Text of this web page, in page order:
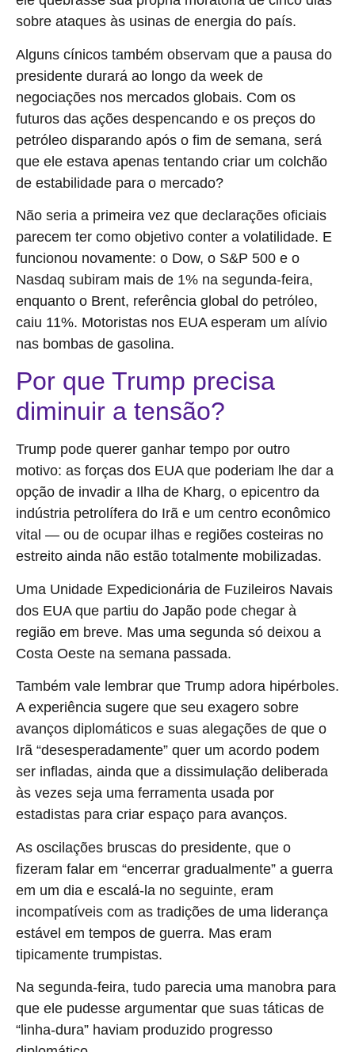
sobre ataques às usinas de energia do país.
Alguns cínicos também observam que a pausa do
presidente durará ao longo da week de
negociações nos mercados globais. Com os
futuros das ações despencando e os preços do
petróleo disparando após o fim de semana, será
que ele estava apenas tentando criar um colchão
de estabilidade para o mercado?
Não seria a primeira vez que declarações oficiais
parecem ter como objetivo conter a volatilidade. E
funcionou novamente: o Dow, o S&P 500 e o
Nasdaq subiram mais de 1% na segunda-feira,
enquanto o Brent, referência global do petróleo,
caiu 11%. Motoristas nos EUA esperam um alívio
nas bombas de gasolina.
Por que Trump precisa
diminuir a tensão?
Trump pode querer ganhar tempo por outro
motivo: as forças dos EUA que poderiam lhe dar a
opção de invadir a Ilha de Kharg, o epicentro da
indústria petrolífera do Irã e um centro econômico
vital — ou de ocupar ilhas e regiões costeiras no
estreito ainda não estão totalmente mobilizadas.
Uma Unidade Expedicionária de Fuzileiros Navais
dos EUA que partiu do Japão pode chegar à
região em breve. Mas uma segunda só deixou a
Costa Oeste na semana passada.
Também vale lembrar que Trump adora hipérboles.
A experiência sugere que seu exagero sobre
avanços diplomáticos e suas alegações de que o
Irã “desesperadamente” quer um acordo podem
ser infladas, ainda que a dissimulação deliberada
às vezes seja uma ferramenta usada por
estadistas para criar espaço para avanços.
As oscilações bruscas do presidente, que o
fizeram falar em “encerrar gradualmente” a guerra
em um dia e escalá-la no seguinte, eram
incompatíveis com as tradições de uma liderança
estável em tempos de guerra. Mas eram
tipicamente trumpistas.
Na segunda-feira, tudo parecia uma manobra para
que ele pudesse argumentar que suas táticas de
“linha-dura” haviam produzido progresso